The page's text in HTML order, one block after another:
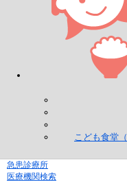
こども食堂
急患診療所
医療機関検索